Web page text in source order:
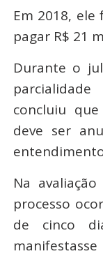
Em 2018,
pagar R$ 21
Durante o
concluiu
deve ser
Na
processo
de cinco